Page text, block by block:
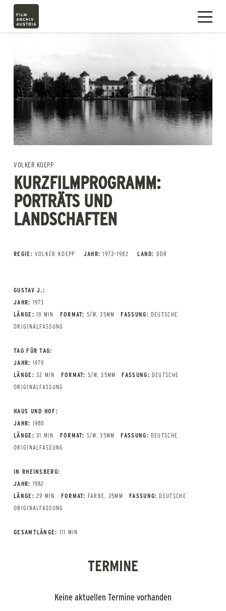
VOLKER KOEPP
KURZFILMPROGRAMM:
PORTRÄTS UND
LANDSCHAFTEN
REGIE: VOLKER KOEPP JAHR: 1973–1982 LAND: DDR
GUSTAV J.:
JAHR: 1973
LÄNGE: 19 MIN FORMAT: S/W, 35MM FASSUNG: DEUTSCHE
ORIGINALFASSUNG
TAG FÜR TAG:
JAHR: 1979
LÄNGE: 32 MIN FORMAT: S/W, 35MM FASSUNG: DEUTSCHE
ORIGINALFASSUNG
HAUS UND HOF:
JAHR: 1980
LÄNGE: 31 MIN FORMAT: S/W, 35MM FASSUNG: DEUTSCHE
ORIGINALFASSUNG
IN RHEINSBERG:
JAHR: 1982
LÄNGE: 29 MIN FORMAT: FARBE, 35MM FASSUNG: DEUTSCHE
ORIGINALFASSUNG
GESAMTLÄNGE: 111 MIN
TERMINE
Keine aktuellen Termine vorhanden